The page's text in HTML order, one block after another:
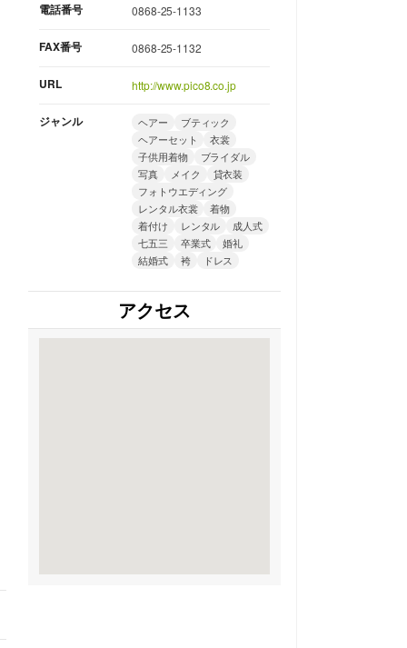
電話番号 0868-25-1133
FAX番号 0868-25-1132
URL http://www.pico8.co.jp
ジャンル ヘアー
ブティック
ヘアーセット
衣裳
子供用着物
ブライダル
写真
メイク
貸衣装
フォトウエディング
レンタル衣裳
着物
着付け
レンタル
成人式
七五三
卒業式
婚礼
結婚式
袴 ドレス
アクセス